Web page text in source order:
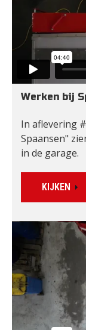
Werken bij
In aflevering
Spaansen"
KIJKEN